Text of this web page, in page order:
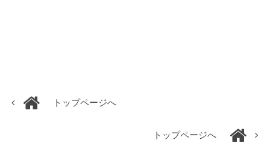
トップページへ
トップページへ